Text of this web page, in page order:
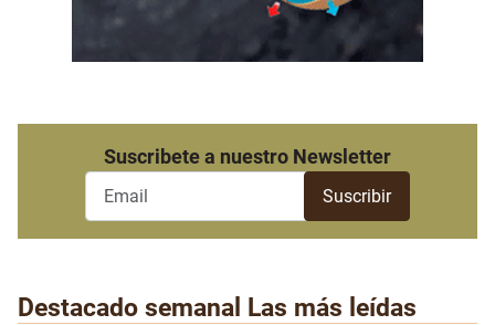
Suscribete a nuestro Newsletter
Destacado semanal Las más leídas